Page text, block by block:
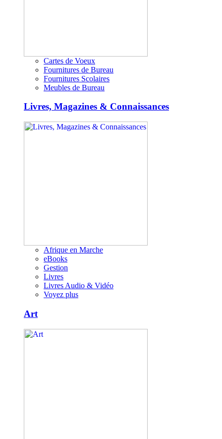
Cartes de Voeux
Fournitures de Bureau
Fournitures Scolaires
Meubles de Bureau
Livres, Magazines & Connaissances
Afrique en Marche
eBooks
Gestion
Livres
Livres Audio & Vidéo
Voyez plus
Art